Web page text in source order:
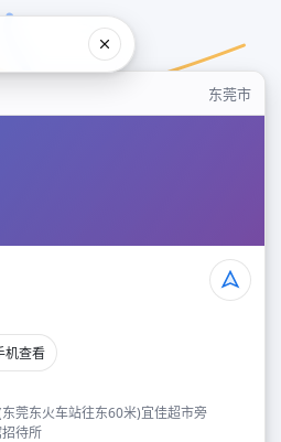
东莞市
机查看
莞东火车站往东60米)宜佳超市旁
待所